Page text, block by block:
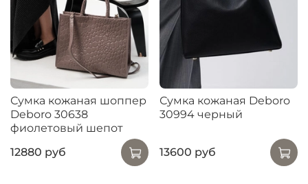
Сумка кожаная шоппер
Deboro 30638
фиолетовый шепот
12880 руб
Сумка кожаная Deboro
30994 черный
13600 руб